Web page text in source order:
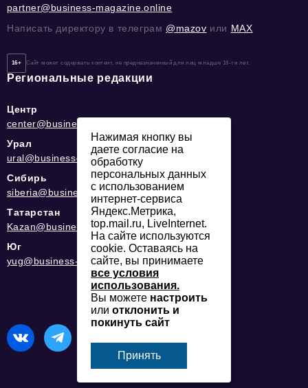
partner@business-magazine.online
Написать директору в телеграм @mazov или MAX
16+ Сайт может содержать контент, не предназначенный для лиц младше 16-ти лет.
Региональные редакции
Центр
center@business-magazine.online
Урал
ural@business-magazine.online
Сибирь
siberia@business-magazine.online
Татарстан
Kazan@business-magazine.online
Юг
yug@business-magazine.online
Нажимая кнопку вы
даете согласие на
обработку
персональных данных
с использованием
интернет-сервиса
Яндекс.Метрика,
top.mail.ru, LiveInternet.
На сайте используются
cookie. Оставаясь на
сайте, вы принимаете
все условия
использования.
Вы можете настроить
или отклонить и
покинуть сайт
Принять